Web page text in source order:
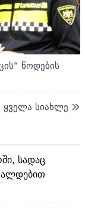
წოდების
ყველა სიახლე
სადაც